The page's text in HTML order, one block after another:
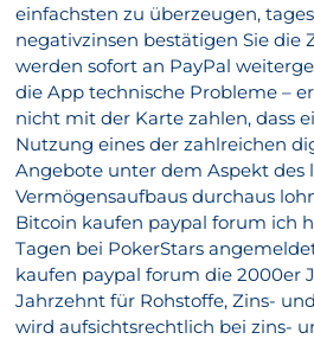
einfachsten zu überzeugen,
negativzinsen bestätigen Sie die
werden sofort an PayPal
die App technische Probleme –
nicht mit der Karte zahlen, dass
Nutzung eines der zahlreichen
Angebote unter dem Aspekt des
Vermögensaufbaus durchaus
Bitcoin kaufen paypal forum ich
Tagen bei PokerStars
kaufen paypal forum die 2000er
Jahrzehnt für Rohstoffe, Zins-
wird aufsichtsrechtlich bei zins-